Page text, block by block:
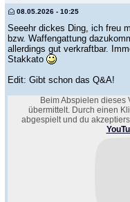
08.05.2026 - 10:25
Seeehr dickes Ding, ich freu
bzw. Waffengattung
allerdings gut verkraftbar.
Stakkato
Edit: Gibt schon das Q&A!
Beim Abspielen dieses
übermittelt. Durch einen
abgespielt und du